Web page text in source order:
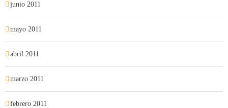
junio 2011
mayo 2011
abril 2011
marzo 2011
febrero 2011